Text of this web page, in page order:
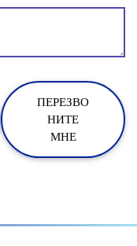
ПЕРЕЗВО
НИТЕ
МНЕ